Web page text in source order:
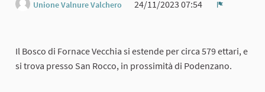
Unione Valnure Valchero
24/11/2023 07:54
Il Bosco di Fornace Vecchia si estende per circa 579 ettari, e
si trova presso San Rocco, in prossimità di Podenzano.